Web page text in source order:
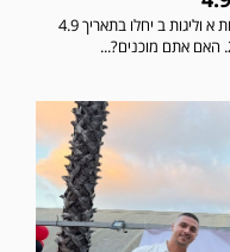
על פי מקורות שהגיעו לאתר גולר, מסתמן שליגות א וליגות ב יחלו בתאריך 4.9